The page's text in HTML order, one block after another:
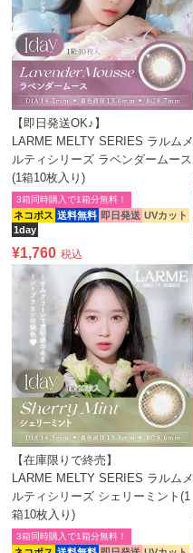
【即日発送OK♪】
LARME MELTY SERIES ラルムメ
ルティシリーズ ラベンダームース
(1箱10枚入り)
ネコポス 送料無料 即日発送 UVカット
1day
3箱同時購入で1箱分無料！
¥1,760 税込
【在庫限りで終売】
LARME MELTY SERIES ラルムメ
ルティシリーズ シェリーミント(1
箱10枚入り)
3箱同時購入で1箱分無料！